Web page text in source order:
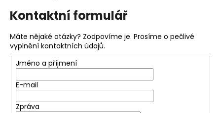
Kontaktní formulář
Máte nějaké otázky? Zodpovíme je. Prosíme o pečlivé
vyplnění kontaktních údajů.
Jméno a příjmení
E-mail
Zpráva